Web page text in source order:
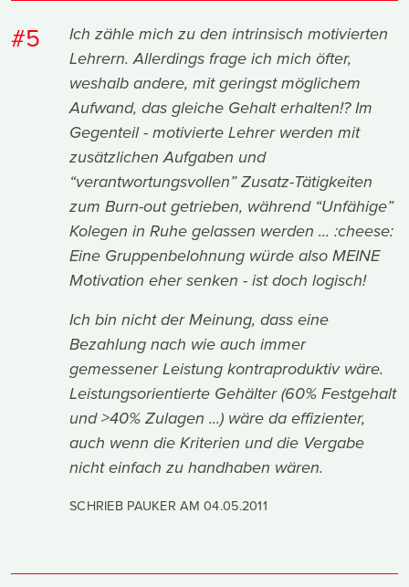
#5
Ich zähle mich zu den intrinsisch motivierten
Lehrern. Allerdings frage ich mich öfter,
weshalb andere, mit geringst möglichem
Aufwand, das gleiche Gehalt erhalten!? Im
Gegenteil - motivierte Lehrer werden mit
zusätzlichen Aufgaben und
“verantwortungsvollen” Zusatz-Tätigkeiten
zum Burn-out getrieben, während “Unfähige”
Kolegen in Ruhe gelassen werden ... :cheese:
Eine Gruppenbelohnung würde also MEINE
Motivation eher senken - ist doch logisch!
Ich bin nicht der Meinung, dass eine
Bezahlung nach wie auch immer
gemessener Leistung kontraproduktiv wäre.
Leistungsorientierte Gehälter (60% Festgehalt
und >40% Zulagen ...) wäre da effizienter,
auch wenn die Kriterien und die Vergabe
nicht einfach zu handhaben wären.
SCHRIEB PAUKER AM04.05.2011